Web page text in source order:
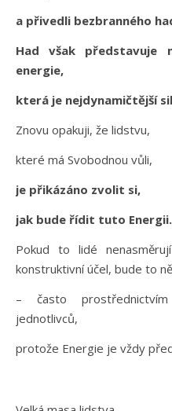
a přivedli bezbranného
Had však představuje
energie,
která je nejdynamičtější
Znovu opakuji, že lidstvu,
které má Svobodnou vůli,
je přikázáno zvolit si,
jak bude řídit tuto Energii.
Pokud to lidé
konstruktivní účel, bude to
– často
jednotlivců,
protože Energie je vždy